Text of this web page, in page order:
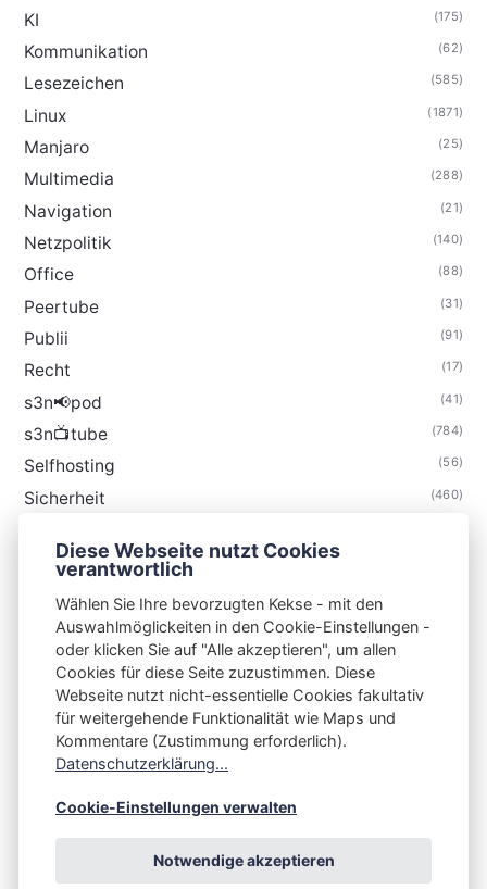
KI (175)
Kommunikation (62)
Lesezeichen (585)
Linux (1871)
Manjaro (25)
Multimedia (288)
Navigation (21)
Netzpolitik (140)
Office (88)
Peertube (31)
Publii (91)
Recht (17)
s3n📢pod (41)
s3n📺tube (784)
Selfhosting (56)
Sicherheit (460)
Thunderbird
S3N🧩NET
Integrating Open-Source Blog Network (iOSBN)
Impressum
Kontakt
Diese Webseite nutzt Cookies
verantwortlich
Wählen Sie Ihre bevorzugten Kekse - mit den
Auswahlmöglickeiten in den Cookie-Einstellungen -
oder klicken Sie auf "Alle akzeptieren", um allen
Cookies für diese Seite zuzustimmen. Diese
Webseite nutzt nicht-essentielle Cookies fakultativ
für weitergehende Funktionalität wie Maps und
Kommentare (Zustimmung erforderlich).
Datenschutzerklärung...
Cookie-Einstellungen verwalten
Notwendige akzeptieren